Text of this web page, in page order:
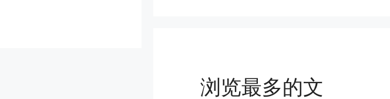
浏览最多的文